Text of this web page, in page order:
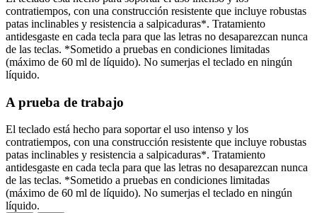
contratiempos, con una construcción resistente que incluye robustas
patas inclinables y resistencia a salpicaduras*. Tratamiento
antidesgaste en cada tecla para que las letras no desaparezcan nunca
de las teclas. *Sometido a pruebas en condiciones limitadas
(máximo de 60 ml de líquido). No sumerjas el teclado en ningún
líquido.
A prueba de trabajo
El teclado está hecho para soportar el uso intenso y los
contratiempos, con una construcción resistente que incluye robustas
patas inclinables y resistencia a salpicaduras*. Tratamiento
antidesgaste en cada tecla para que las letras no desaparezcan nunca
de las teclas. *Sometido a pruebas en condiciones limitadas
(máximo de 60 ml de líquido). No sumerjas el teclado en ningún
líquido.